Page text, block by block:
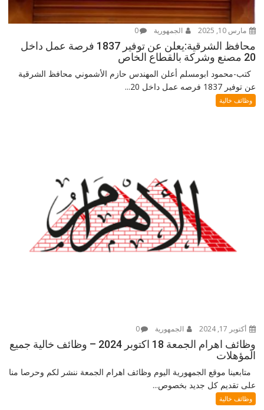
مارس 10, 2025 الجمهورية 0
محافظ الشرقية:يعلن عن توفير 1837 فرصة عمل داخل
20 مصنع وشركة بالقطاع الخاص
كتب-محمود ابومسلم أعلن المهندس حازم الأشموني محافظ الشرقية
عن توفير 1837 فرصه عمل داخل 20...
وظائف خالية
أكتوبر 17, 2024 الجمهورية 0
وظائف اهرام الجمعة 18 اكتوبر 2024 – وظائف خالية جميع
المؤهلات
متابعينا موقع الجمهورية اليوم وظائف اهرام الجمعة ننشر لكم وحرصا منا
على تقديم كل جديد بخصوص...
وظائف خالية